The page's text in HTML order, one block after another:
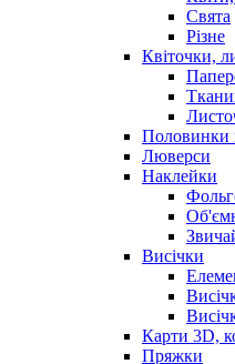
Свята
Різне
Квіточки,
Половинки
Люверси
Наклейки
Висічки
Карти 3D,
Пряжки